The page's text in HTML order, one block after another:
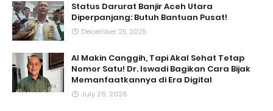
Status Darurat Banjir Aceh Utara
Diperpanjang: Butuh Bantuan Pusat!
December 25, 2025
AI Makin Canggih, Tapi Akal Sehat Tetap
Nomor Satu! Dr. Iswadi Bagikan Cara Bijak
Memanfaatkannya di Era Digital
July 26, 2026